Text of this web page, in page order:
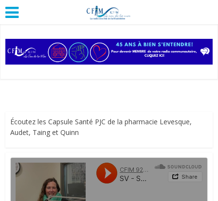
Écoutez les Capsule Santé PJC de la pharmacie Levesque,
Audet, Taing et Quinn